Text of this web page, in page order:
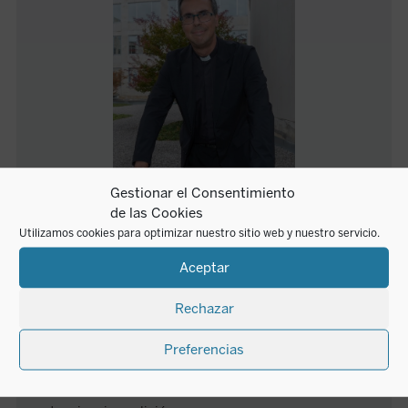
Gestionar el Consentimiento
de las Cookies
Utilizamos cookies para optimizar nuestro sitio web y nuestro servicio.
Aceptar
Rechazar
Preferencias
Javier Sánchez Cañizares
Javier Sánchez Cañizares (Córdoba 1970) es doctor
en Física y Teología. Investigador del Grupo Mente-
Cerebro del Instituto Cultura y Sociedad y del Grupo
Ciencia, Razón y Fe (CRYF) de la Universidad de
Navarra, ha recibido el Premio Razón Abierta y la